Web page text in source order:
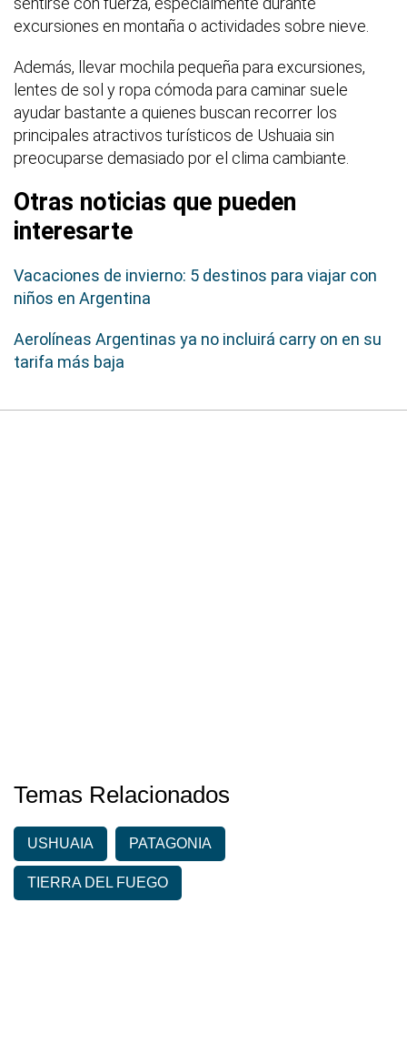
excursiones en montaña o actividades sobre nieve.
Además, llevar mochila pequeña para excursiones,
lentes de sol y ropa cómoda para caminar suele
ayudar bastante a quienes buscan recorrer los
principales atractivos turísticos de Ushuaia sin
preocuparse demasiado por el clima cambiante.
Otras noticias que pueden
interesarte
Vacaciones de invierno: 5 destinos para viajar con
niños en Argentina
Aerolíneas Argentinas ya no incluirá carry on en su
tarifa más baja
Temas Relacionados
USHUAIA PATAGONIA
TIERRA DEL FUEGO